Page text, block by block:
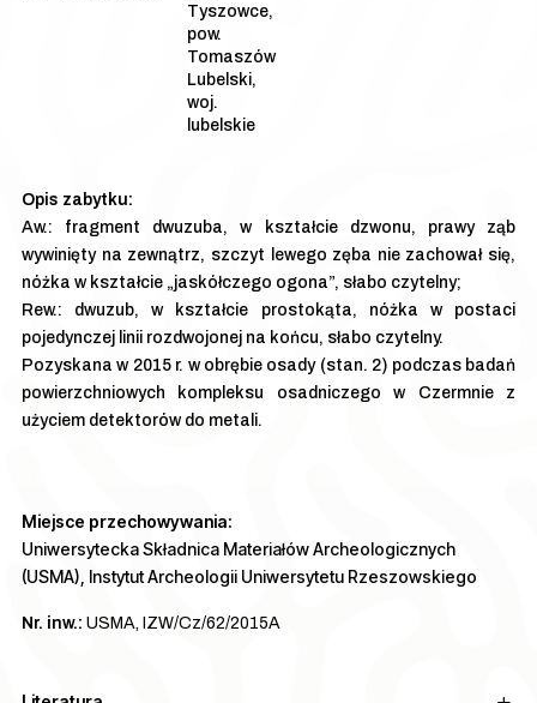
Tyszowce,
pow.
Tomaszów
Lubelski,
woj.
lubelskie
Aw.: fragment dwuzuba, w kształcie dzwonu, prawy ząb
wywinięty na zewnątrz, szczyt lewego zęba nie zachował się,
nóżka w kształcie „jaskółczego ogona”, słabo czytelny;
Rew.: dwuzub, w kształcie prostokąta, nóżka w postaci
pojedynczej linii rozdwojonej na końcu, słabo czytelny.
Pozyskana w 2015 r. w obrębie osady (stan. 2) podczas badań
powierzchniowych kompleksu osadniczego w Czermnie z
użyciem detektorów do metali.
Miejsce przechowywania:
Uniwersytecka Składnica Materiałów Archeologicznych
(USMA), Instytut Archeologii Uniwersytetu Rzeszowskiego
Nr. inw.: USMA, IZW/Cz/62/2015A